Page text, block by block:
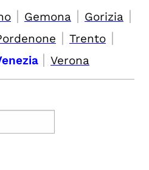
| Gemona | Gorizia |
| Trento |
| Verona